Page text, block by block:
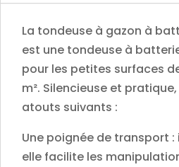
batterie,
chargeur)
6311-
quantity
La tondeuse à gazon à
est une tondeuse à
pour les petites surfaces
m². Silencieuse et
atouts suivants :
Une poignée de transport
elle facilite les